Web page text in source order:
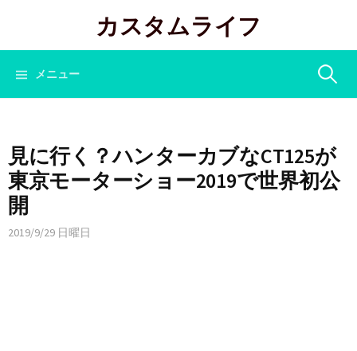
テ
ッ
プ
カスタムライフ
メニュー 検
見に行く？ハンターカブなCT125が
東京モーターショー2019で世界初公
開
2019/9/29 日曜日